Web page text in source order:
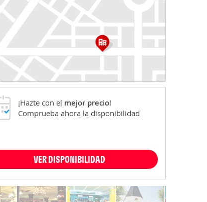
¡Hazte con el mejor precio!
Comprueba ahora la disponibilidad
VER DISPONIBILIDAD